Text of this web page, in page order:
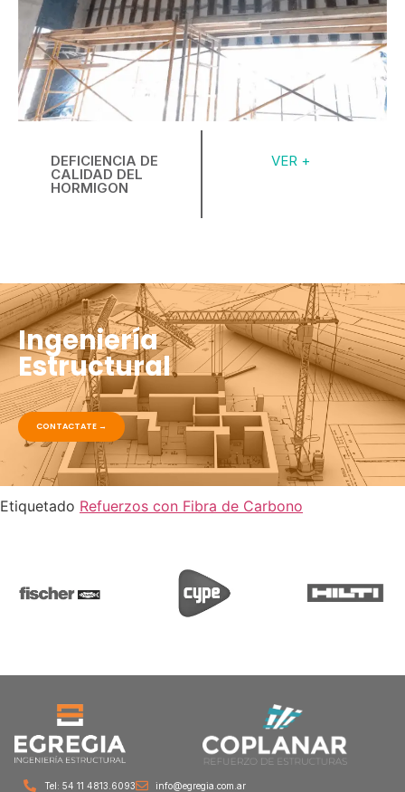
DEFICIENCIA DE
CALIDAD DEL
HORMIGON
VER +
Ingeniería
Estructural
CONTACTATE →
Etiquetado Refuerzos con Fibra de Carbono
Tel: 54 11 4813.6093 info@egregia.com.ar